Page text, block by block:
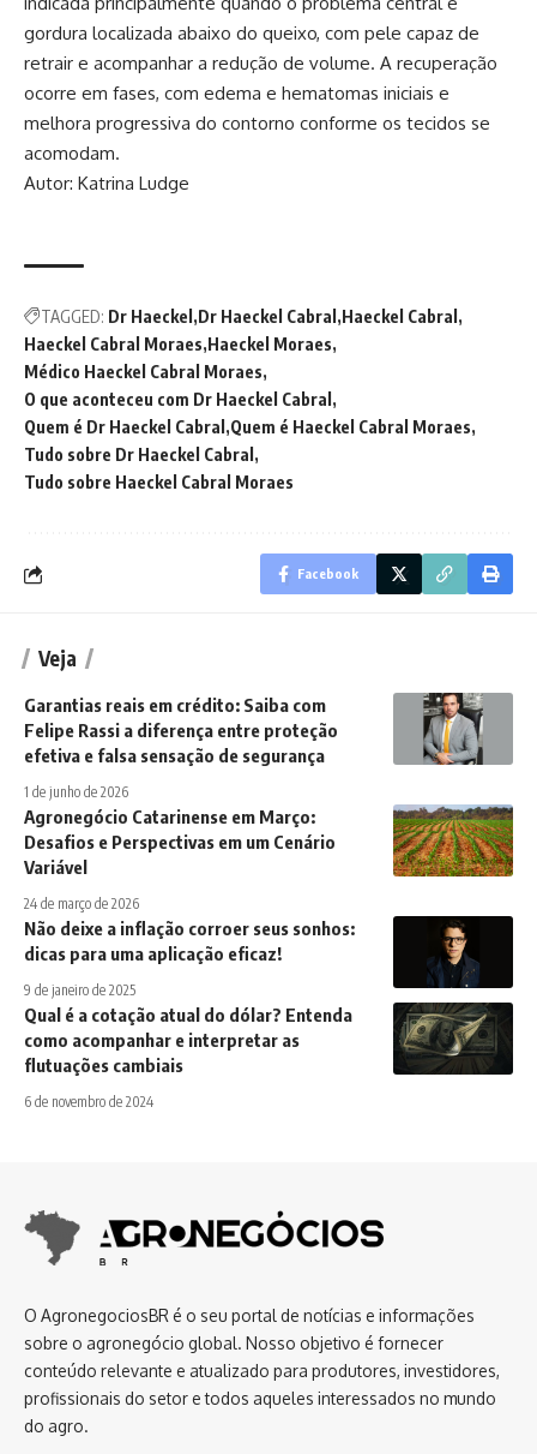
gordura localizada abaixo do queixo, com pele capaz de
retrair e acompanhar a redução de volume. A recuperação
ocorre em fases, com edema e hematomas iniciais e
melhora progressiva do contorno conforme os tecidos se
acomodam.
Autor: Katrina Ludge
TAGGED: Dr Haeckel Dr Haeckel Cabral
Haeckel Cabral
Haeckel Cabral Moraes Haeckel Moraes
Médico Haeckel Cabral Moraes
O que aconteceu com Dr Haeckel Cabral
Quem é Dr Haeckel Cabral Quem é Haeckel Cabral Moraes
Tudo sobre Dr Haeckel Cabral
Tudo sobre Haeckel Cabral Moraes
Facebook
Veja
Garantias reais em crédito: Saiba com
Felipe Rassi a diferença entre proteção
efetiva e falsa sensação de segurança
1 de junho de 2026
Agronegócio Catarinense em Março:
Desafios e Perspectivas em um Cenário
Variável
24 de março de 2026
Não deixe a inflação corroer seus sonhos:
dicas para uma aplicação eficaz!
9 de janeiro de 2025
Qual é a cotação atual do dólar? Entenda
como acompanhar e interpretar as
flutuações cambiais
6 de novembro de 2024
O AgronegociosBR é o seu portal de notícias e informações
sobre o agronegócio global. Nosso objetivo é fornecer
conteúdo relevante e atualizado para produtores, investidores,
profissionais do setor e todos aqueles interessados no mundo
do agro.